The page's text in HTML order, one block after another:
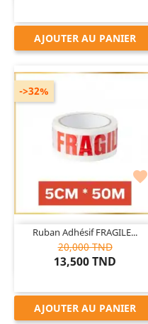
AJOUTER AU PANIER

Ruban Adhésif FRAGILE...
20,000 TND
13,500 TND
->32%
AJOUTER AU PANIER